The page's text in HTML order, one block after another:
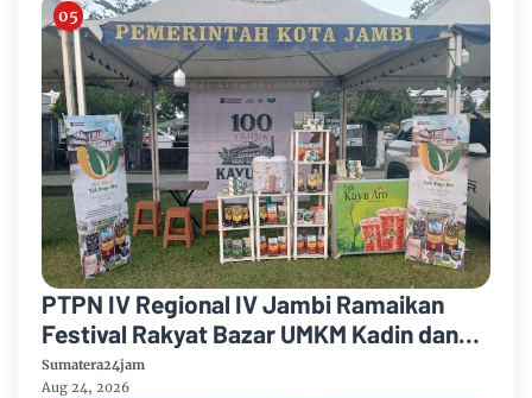
PTPN IV Regional IV Jambi Ramaikan
Festival Rakyat Bazar UMKM Kadin dan
Korem 042/Garuda Putih
Sumatera24jam
Aug 24, 2026